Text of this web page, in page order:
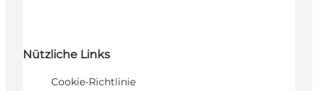
Nützliche Links
Cookie-Richtlinie